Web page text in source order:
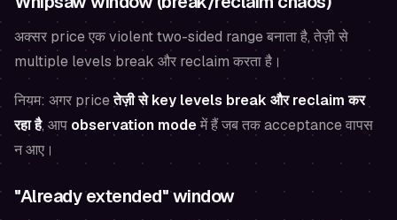
अक्सर price एक violent two-sided range बनाता है, तेज़ी से
multiple levels break और reclaim करता है।
नियम: अगर priceतेज़ी से key levels break और reclaim कर
रहा है, आप observation modeमें हैं जब तक acceptance वापस
न आए।
"Already extended" window